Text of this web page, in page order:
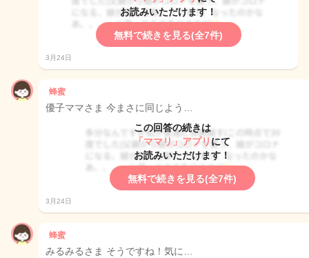
お読みいただけます！
無料で続きを見る(全7件)
3月24日
蜂蜜
優子ママさま 今まさに同じよう…
この回答の続きは
「ママリ」アプリ にて
お読みいただけます！
無料で続きを見る(全7件)
3月24日
蜂蜜
みるみるさま そうですね！気に…